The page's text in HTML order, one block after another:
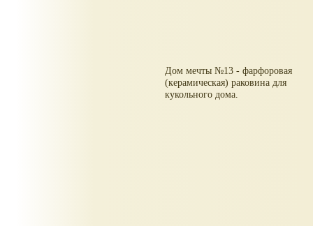
Дом мечты №13 - фарфоровая
(керамическая) раковина для
кукольного дома.